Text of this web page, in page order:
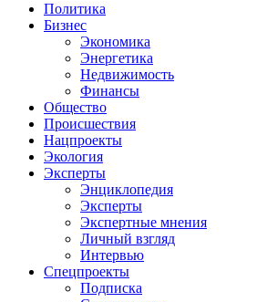
Политика
Бизнес
Экономика
Энергетика
Недвижимость
Финансы
Общество
Происшествия
Нацпроекты
Экология
Эксперты
Энциклопедия
Эксперты
Экспертные мнения
Личный взгляд
Интервью
Спецпроекты
Подписка